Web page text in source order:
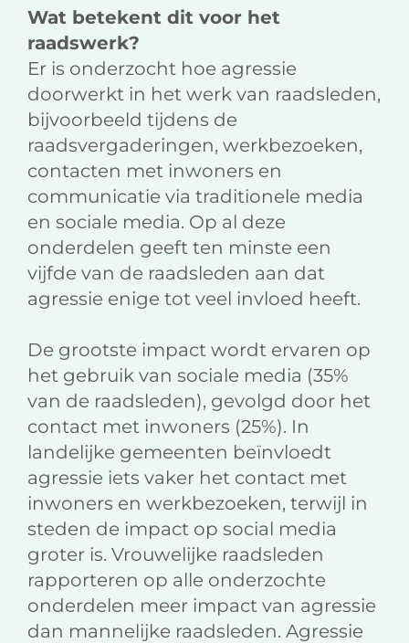
Wat betekent dit voor het
raadswerk?
Er is onderzocht hoe agressie
doorwerkt in het werk van raadsleden,
bijvoorbeeld tijdens de
raadsvergaderingen, werkbezoeken,
contacten met inwoners en
communicatie via traditionele media
en sociale media. Op al deze
onderdelen geeft ten minste een
vijfde van de raadsleden aan dat
agressie enige tot veel invloed heeft.
De grootste impact wordt ervaren op
het gebruik van sociale media (35%
van de raadsleden), gevolgd door het
contact met inwoners (25%). In
landelijke gemeenten beïnvloedt
agressie iets vaker het contact met
inwoners en werkbezoeken, terwijl in
steden de impact op social media
groter is. Vrouwelijke raadsleden
rapporteren op alle onderzochte
onderdelen meer impact van agressie
dan mannelijke raadsleden. Agressie